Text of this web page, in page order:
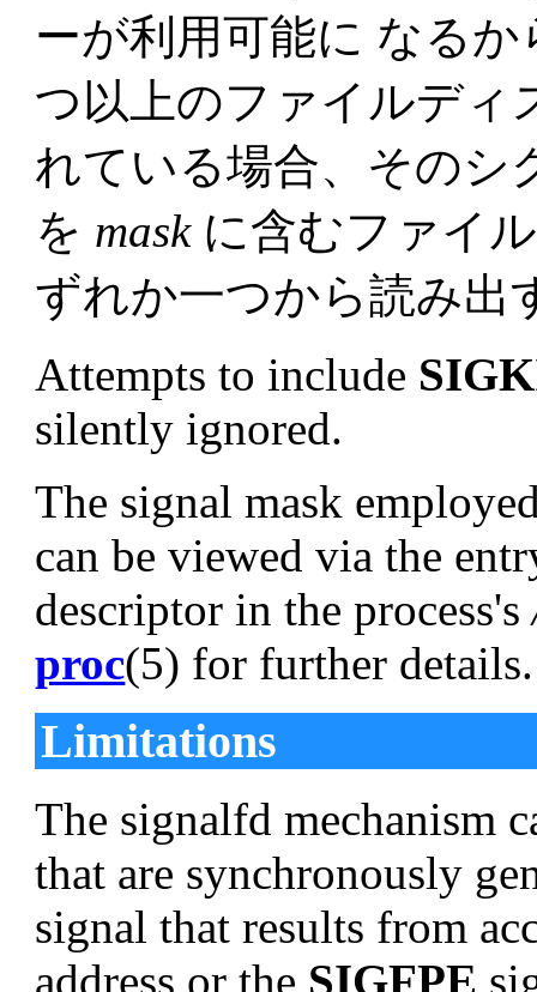
ーが利用可能に なる
つ以上のファイルデ
れている場合、そのシ
を maskに含むファイ
ずれか一つから読み出
Attempts to include
silently ignored.
The signal mask
can be viewed via the
descriptor in the process's
proc(5) for further
Limitations
The signalfd mechanism
that are synchronously
signal that results from
address or the SIGFPE